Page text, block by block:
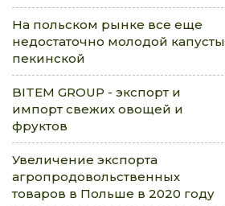
На польском рынке все еще
недостаточно молодой капусты
пекинской
BITEM GROUP - экспорт и
импорт свежих овощей и
фруктов
Увеличение экспорта
агропродовольственных
товаров в Польше в 2020 году